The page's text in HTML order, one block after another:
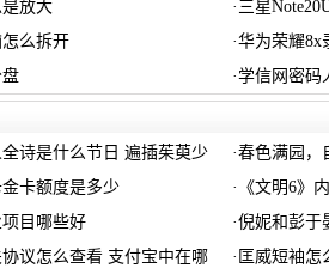
放大 · 三星
么拆开 ·华为荣耀8x
·学信网密码
诗是什么节日 遍插茱萸少 ·春色满园，
卡额度是多少 · 《文明6》
目哪些好 ·倪妮和彭于
议怎么查看 支付宝中在哪 · 匡威短袖怎